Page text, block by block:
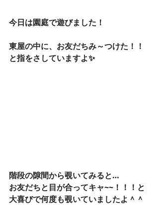
今日は園庭で遊びました！
東屋の中に、お友だちみ～つけた！！
と指をさしていますよ✨
階段の隙間から覗いてみると…
お友だちと目が合ってキャ~~！！！と
大喜びで何度も覗いていましたよ＾＾